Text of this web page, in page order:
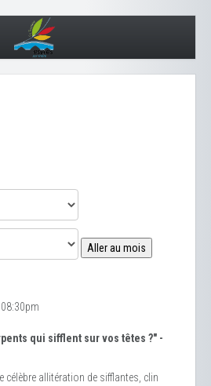
Aller au mois
qui sifflent sur vos têtes ?" -
célèbre allitération de sifflantes, clin